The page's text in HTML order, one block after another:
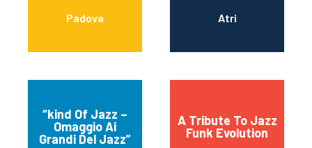
Padova Atri
“kind Of Jazz –
Omaggio Ai
Grandi Del Jazz”
A Tribute To Jazz
Funk Evolution